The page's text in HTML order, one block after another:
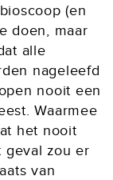
(en
doen, maar
alle
nageleefd
nooit een
Waarmee
het nooit
geval zou er
van